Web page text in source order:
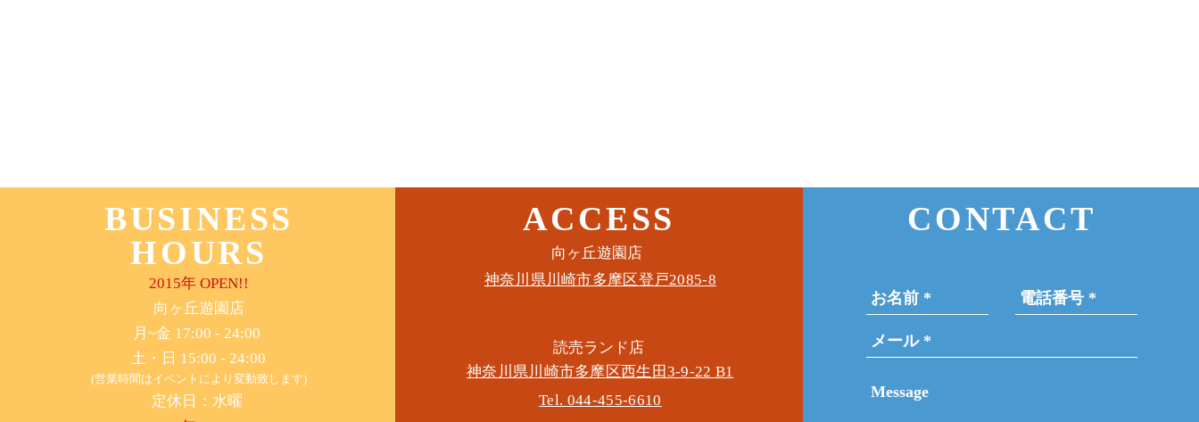
このイベントをシェア
BUSINESS
HOURS
2015年 OPEN!!
​向ヶ丘遊園店
月~金 17:00 - 24:00
土・日 15:00 - 24:00
(営業時間はイベントにより変動致します)
定休日：水曜
ACCESS
​向ヶ丘遊園店
神奈川県川崎市多摩区​登戸2085-8
​読売ランド店
神奈川県川崎市多摩区​西生田3-9-22 B1
Tel. 044-455-6610
CONTACT